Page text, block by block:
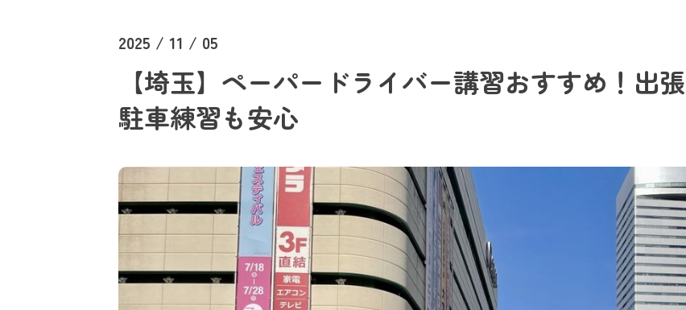
2025 / 11 / 05
【埼玉】ペーパードライバー講習おすすめ！出
駐車練習も安心